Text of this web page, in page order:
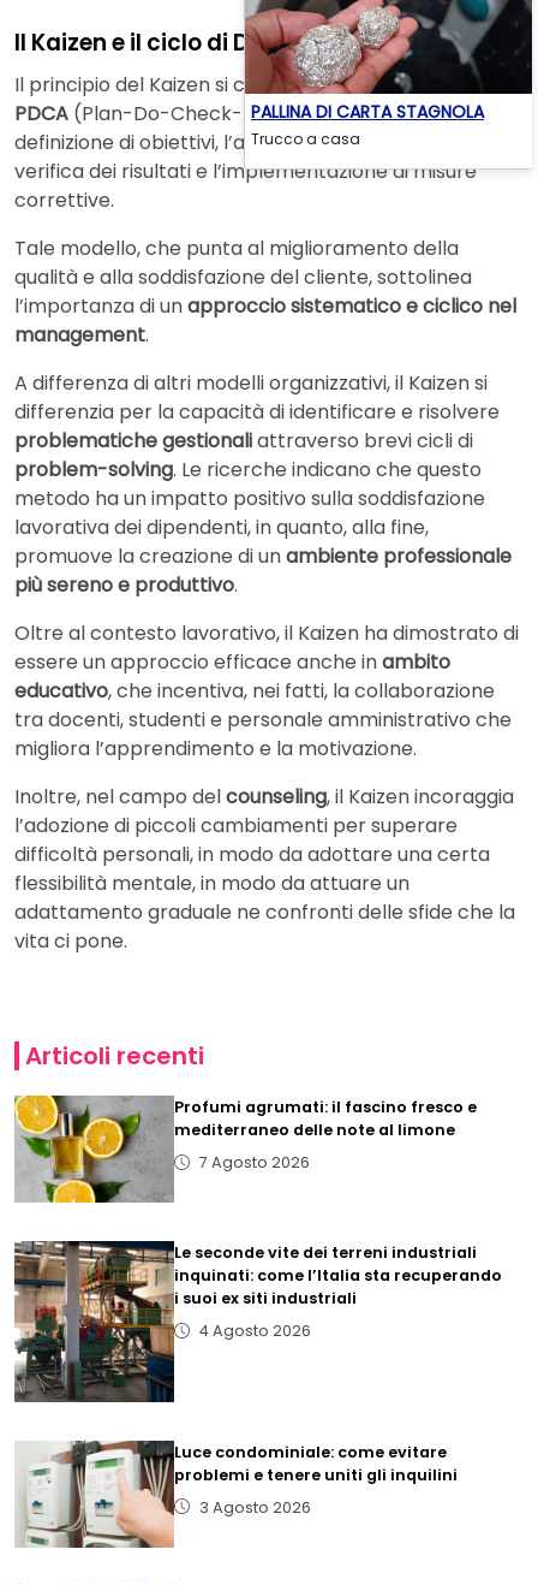
Il Kaizen e il ciclo di Deming
Il principio del Kaizen si collega con ilciclo di Deming
PDCA (Plan-Do-Check-Act), che prevede la
definizione di obiettivi, l’attuazione di processi, la
verifica dei risultati e l’implementazione di misure
correttive.
Tale modello, che punta al miglioramento della
qualità e alla soddisfazione del cliente, sottolinea
l’importanza di unapproccio sistematico e ciclico nel
management.
A differenza di altri modelli organizzativi, il Kaizen si
differenzia per la capacità di identificare e risolvere
problematiche gestionaliattraverso brevi cicli di
problem-solving. Le ricerche indicano che questo
metodo ha un impatto positivo sulla soddisfazione
lavorativa dei dipendenti, in quanto, alla fine,
promuove la creazione di unambiente professionale
più sereno e produttivo.
Oltre al contesto lavorativo, il Kaizen ha dimostrato di
essere un approccio efficace anche inambito
educativo, che incentiva, nei fatti, la collaborazione
tra docenti, studenti e personale amministrativo che
migliora l’apprendimento e la motivazione.
Inoltre, nel campo delcounseling, il Kaizen incoraggia
l’adozione di piccoli cambiamenti per superare
difficoltà personali, in modo da adottare una certa
flessibilità mentale, in modo da attuare un
adattamento graduale ne confronti delle sfide che la
vita ci pone.
Articoli recenti
Profumi agrumati: il fascino fresco e
mediterraneo delle note al limone
7 Agosto 2026
Le seconde vite dei terreni industriali
inquinati: come l’Italia sta recuperando
i suoi ex siti industriali
4 Agosto 2026
Luce condominiale: come evitare
problemi e tenere uniti gli inquilini
3 Agosto 2026
PALLINA DI CARTA STAGNOLA
Trucco a casa